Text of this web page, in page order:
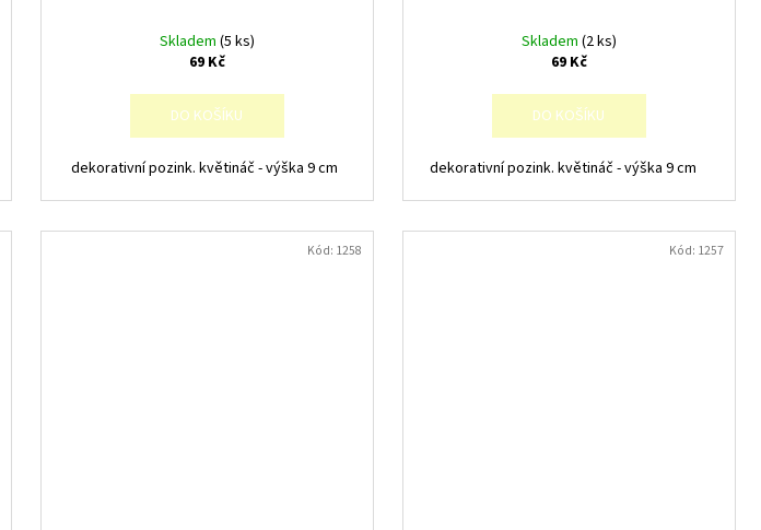
Skladem (5 ks)
69 Kč
DO KOŠÍKU
dekorativní pozink. květináč - výška 9 cm
Skladem (2 ks)
69 Kč
DO KOŠÍKU
dekorativní pozink. květináč - výška 9 cm
Kód: 1258 Kód: 1257